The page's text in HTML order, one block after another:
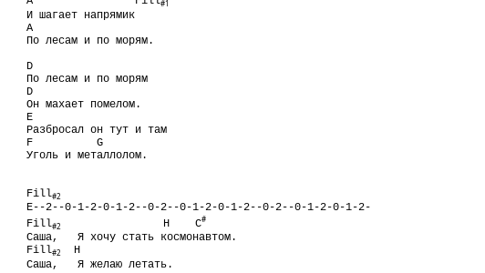
#1
И шагает напрямик
A
По лесам и по морям.
D
По лесам и по морям
D
Он махает помелом.
E
Разбросал он тут и там
F          G
Fill#2
E--2--0-1-2-0-1-2--0-2--0-1-2-0-1-2--0-2--0-1-2-0-1-2-
Fill#2
                H    C
#
Саша,   Я хочу стать космонавтом.
Fill#2
  H